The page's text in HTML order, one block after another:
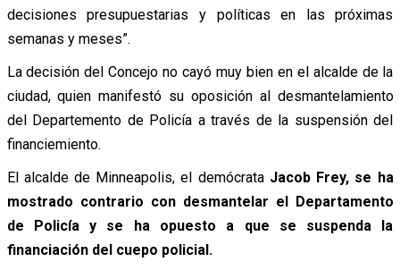
decisiones presupuestarias y políticas en las próximas
semanas y meses”.
La decisión del Concejo no cayó muy bien en el alcalde de la
ciudad, quien manifestó su oposición al desmantelamiento
del Departemento de Policía a través de la suspensión del
financiemiento.
El alcalde de Minneapolis, el demócrata Jacob Frey, se ha
mostrado contrario con desmantelar el Departamento
de Policía y se ha opuesto a que se suspenda la
financiación del cuepo policial.